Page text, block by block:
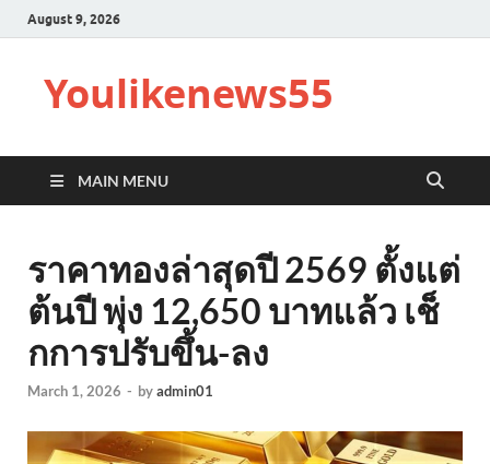
August 9, 2026
Youlikenews55
MAIN MENU
ราคาทองล่าสุดปี 2569 ตั้งแต่
ต้นปี พุ่ง 12,650 บาทแล้ว เช็
กการปรับขึ้น-ลง
March 1, 2026 - byadmin01